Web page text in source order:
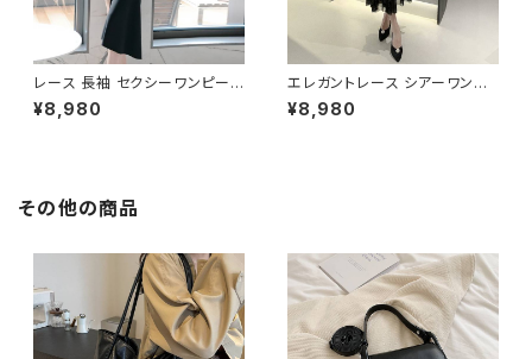
レース 長袖 セクシーワンピース
アシンメトリースカート タイトワ
ンピース パーティードレス ドレ
C-OSS0253
¥8,980
エレガントレース シアーワンピ
ース ロングドレス 透け感 レデ
ィース ワンピース タイトドレス
¥8,980
その他の商品